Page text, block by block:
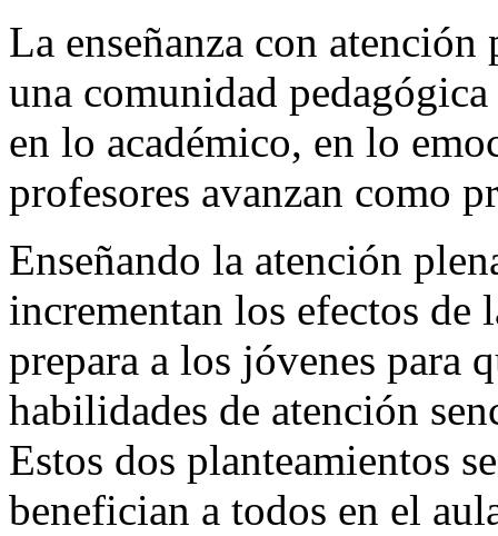
La enseñanza con
una comunidad
en lo académico, en lo
profesores avanzan como
Enseñando la atención
incrementan los efectos de
prepara a los jóvenes para
habilidades de atención
Estos dos planteamientos
benefician a todos en el